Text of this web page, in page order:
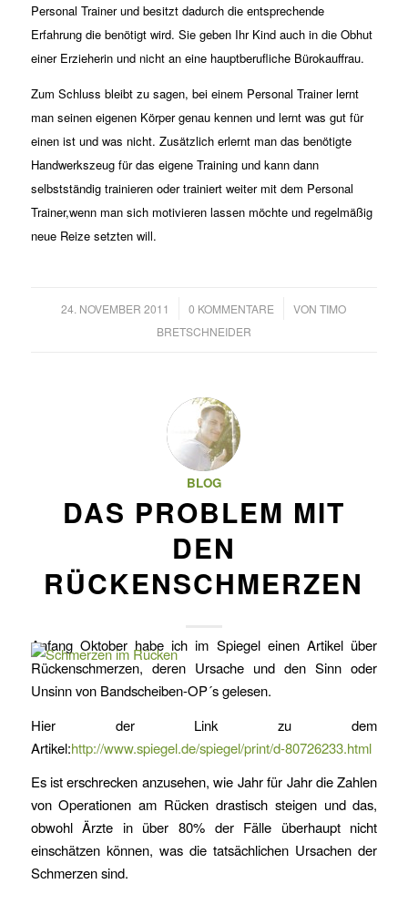
Personal Trainer und besitzt dadurch die entsprechende
Erfahrung die benötigt wird. Sie geben Ihr Kind auch in die Obhut
einer Erzieherin und nicht an eine hauptberufliche Bürokauffrau.
Zum Schluss bleibt zu sagen, bei einem Personal Trainer lernt
man seinen eigenen Körper genau kennen und lernt was gut für
einen ist und was nicht. Zusätzlich erlernt man das benötigte
Handwerkszeug für das eigene Training und kann dann
selbstständig trainieren oder trainiert weiter mit dem Personal
Trainer,wenn man sich motivieren lassen möchte und regelmäßig
neue Reize setzten will.
24. NOVEMBER 2011
/ 0 KOMMENTARE
/ VONTIMO
BRETSCHNEIDER
BLOG
DAS PROBLEM MIT
DEN
RÜCKENSCHMERZEN
Anfang Oktober habe ich im Spiegel einen Artikel über
Rückenschmerzen, deren Ursache und den Sinn oder
Unsinn von Bandscheiben-OP´s gelesen.
Hier der Link zu dem
Artikel:http://www.spiegel.de/spiegel/print/d-80726233.html
Es ist erschrecken anzusehen, wie Jahr für Jahr die Zahlen
von Operationen am Rücken drastisch steigen und das,
obwohl Ärzte in über 80% der Fälle überhaupt nicht
einschätzen können, was die tatsächlichen Ursachen der
Schmerzen sind.